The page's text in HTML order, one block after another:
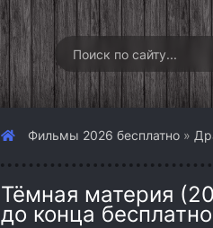
Фильмы 2026 бесплатно »
Тёмная материя
до конца